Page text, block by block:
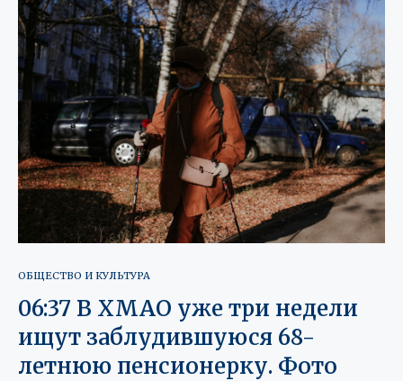
ОБЩЕСТВО И КУЛЬТУРА
06:37 В ХМАО уже три недели
ищут заблудившуюся 68-
летнюю пенсионерку. Фото